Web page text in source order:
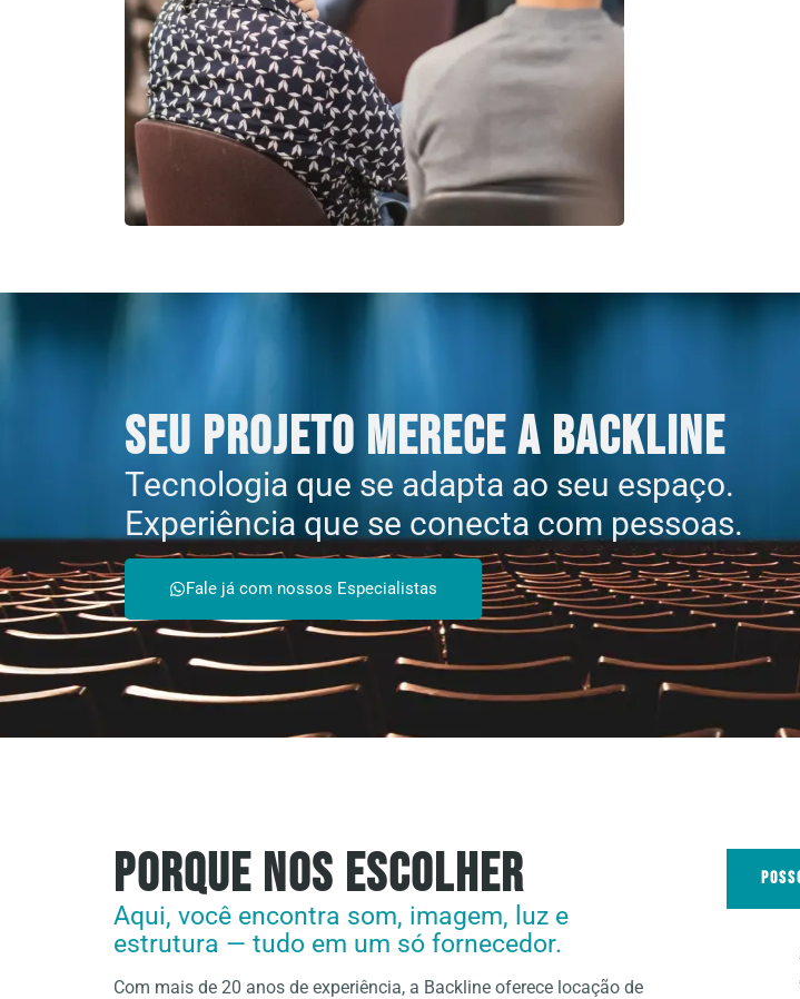
Seu Projeto Merece a Backline
Tecnologia que se adapta ao seu espaço.
Experiência que se conecta com pessoas.
Fale já com nossos Especialistas
porque nos escolher
Aqui, você encontra som, imagem, luz e
estrutura — tudo em um só fornecedor.
Com mais de 20 anos de experiência, a Backline oferece locação de